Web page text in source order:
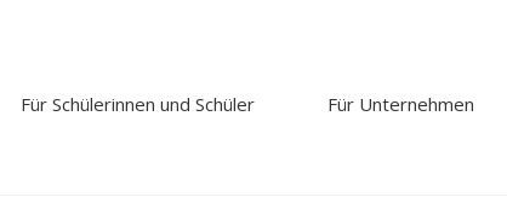
Für Schülerinnen und Schüler Für Unternehmen